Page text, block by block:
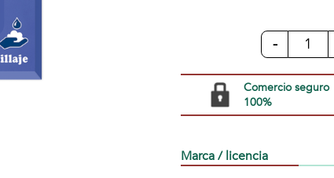
-
Comercio seguro
100%
Marca / licencia